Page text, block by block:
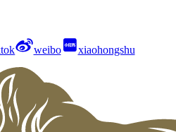
weibo xiaohongshu